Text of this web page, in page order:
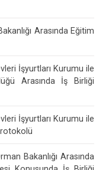
Arasında Eğitim
İşyurtları Kurumu ile
Arasında İş Birliği
İşyurtları Kurumu ile
Bakanlığı Arasında